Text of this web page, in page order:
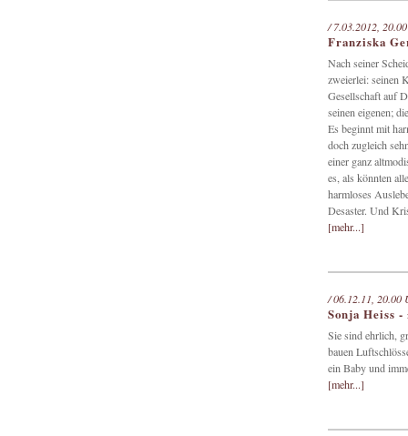
/ 7.03.2012,
Franziska
Nach seiner
zweierlei: seinen
Gesellschaft auf
seinen eigenen;
Es beginnt mit
doch zugleich
einer ganz
es, als könnten
harmloses
Desaster. Und
[mehr...]
/ 06.12.11, 20.00
Sonja Heiss -
Sie sind ehrlich,
bauen
ein Baby und
[mehr...]